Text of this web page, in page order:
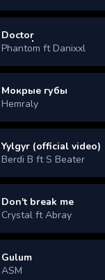
Doctor
Phantom ft Danixxl
Мокрые губы
Hemraly
Yylgyr (official video)
Berdi B ft S Beater
Don't break me
Crystal ft Abray
Gulum
ASM